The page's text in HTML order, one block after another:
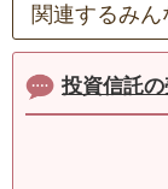
関連するみん
投資信託